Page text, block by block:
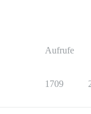
Aufrufe
1709